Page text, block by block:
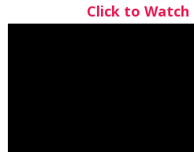
Click to Watch